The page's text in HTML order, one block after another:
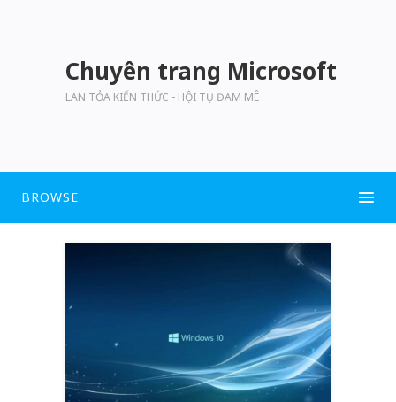
Chuyên trang Microsoft
LAN TỎA KIẾN THỨC - HỘI TỤ ĐAM MÊ
BROWSE